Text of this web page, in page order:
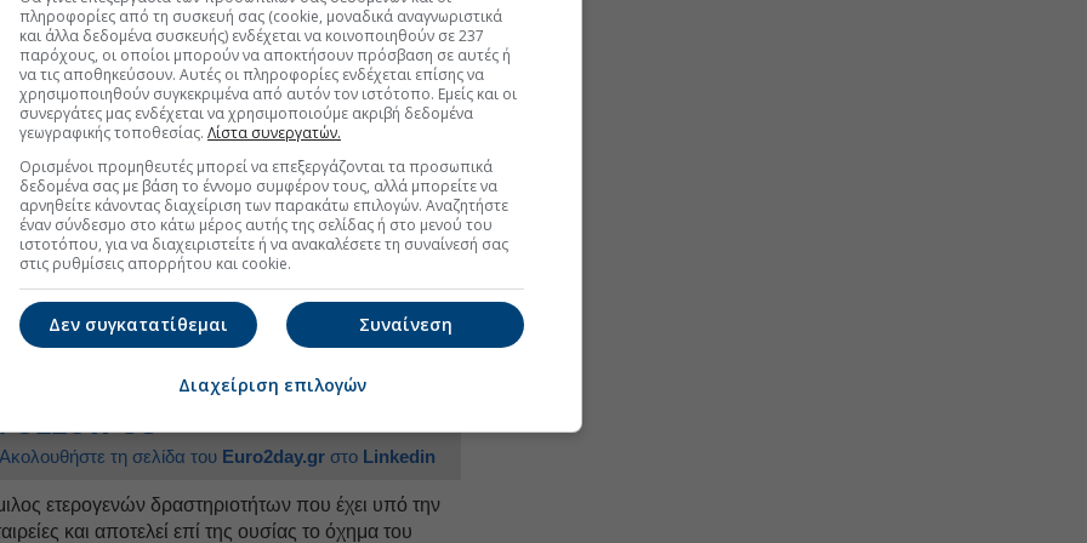
θέση τουErmioni Clubκαι, βάσει σχεδιασμού, το
δωμάτια και 15 τουριστικές επιπλωμένες κατοικίες
με στόχο την προσέλκυση τουριστών υψηλού
που έχει επιφορτιστεί με τη δημιουργία του
οAhmed Nasr Mohamed Abuzaid, ο οποίος
νομικών υποθέσεων στο Royal Group, και η Sofia
συμβουλίου της International Holding
είναι ο σεΐχης Ταχνούν μπιν Ζαγέντ αλ Ναϊάν.
στοGoogle Discover!
εξελίξεις με την υπογραφη εγκυρότητας του Euro2day.gr
FOLLOW US
Ακολουθήστε τη σελίδα του Euro2day.gr στο Linkedin
ετερογενών δραστηριοτήτων που έχει υπό την
και αποτελεί επί της ουσίας το όχημα του
πληροφορίες από τη συσκευή σας (cookie, μοναδικά αναγνωριστικά
και άλλα δεδομένα συσκευής) ενδέχεται να κοινοποιηθούν σε 237
παρόχους, οι οποίοι μπορούν να αποκτήσουν πρόσβαση σε αυτές ή
να τις αποθηκεύσουν. Αυτές οι πληροφορίες ενδέχεται επίσης να
χρησιμοποιηθούν συγκεκριμένα από αυτόν τον ιστότοπο. Εμείς και οι
συνεργάτες μας ενδέχεται να χρησιμοποιούμε ακριβή δεδομένα
γεωγραφικής τοποθεσίας. Λίστα συνεργατών.
Ορισμένοι προμηθευτές μπορεί να επεξεργάζονται τα προσωπικά
δεδομένα σας με βάση το έννομο συμφέρον τους, αλλά μπορείτε να
αρνηθείτε κάνοντας διαχείριση των παρακάτω επιλογών. Αναζητήστε
έναν σύνδεσμο στο κάτω μέρος αυτής της σελίδας ή στο μενού του
ιστοτόπου, για να διαχειριστείτε ή να ανακαλέσετε τη συναίνεσή σας
στις ρυθμίσεις απορρήτου και cookie.
Συναίνεση
Δεν συγκατατίθεμαι
Διαχείριση επιλογών